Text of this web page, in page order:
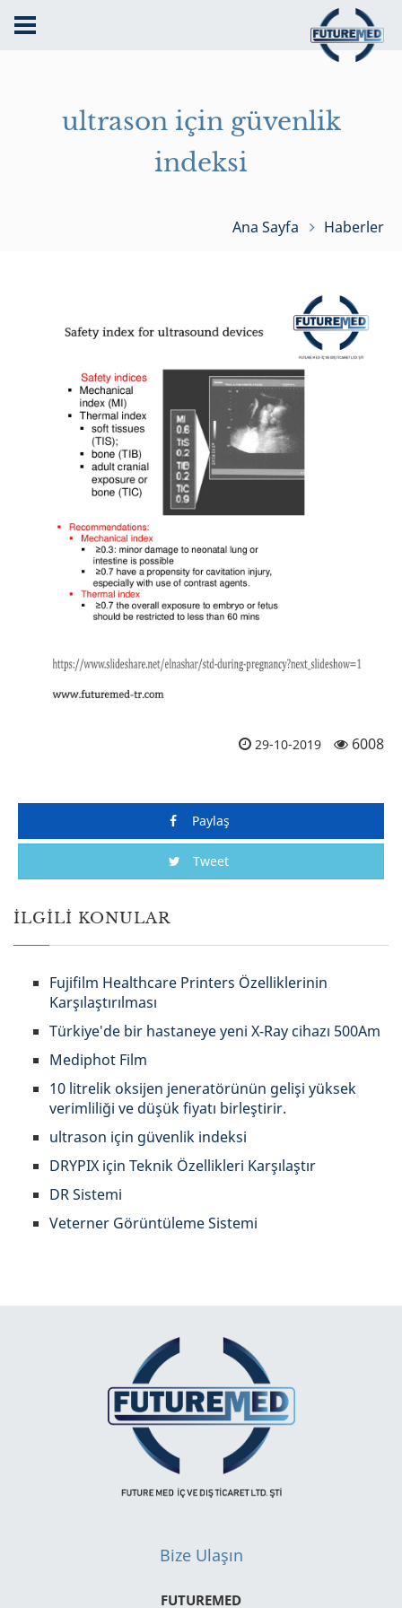
ultrason için güvenlik
indeksi
Ana Sayfa Haberler
29-10-2019 6008
Paylaş
Tweet
İLGILI KONULAR
Fujifilm Healthcare Printers Özelliklerinin
Karşılaştırılması
Türkiye'de bir hastaneye yeni X-Ray cihazı 500Am
Mediphot Film
10 litrelik oksijen jeneratörünün gelişi yüksek
verimliliği ve düşük fiyatı birleştirir.
ultrason için güvenlik indeksi
DRYPIX için Teknik Özellikleri Karşılaştır
DR Sistemi
Veterner Görüntüleme Sistemi
Bize Ulaşın
FUTUREMED